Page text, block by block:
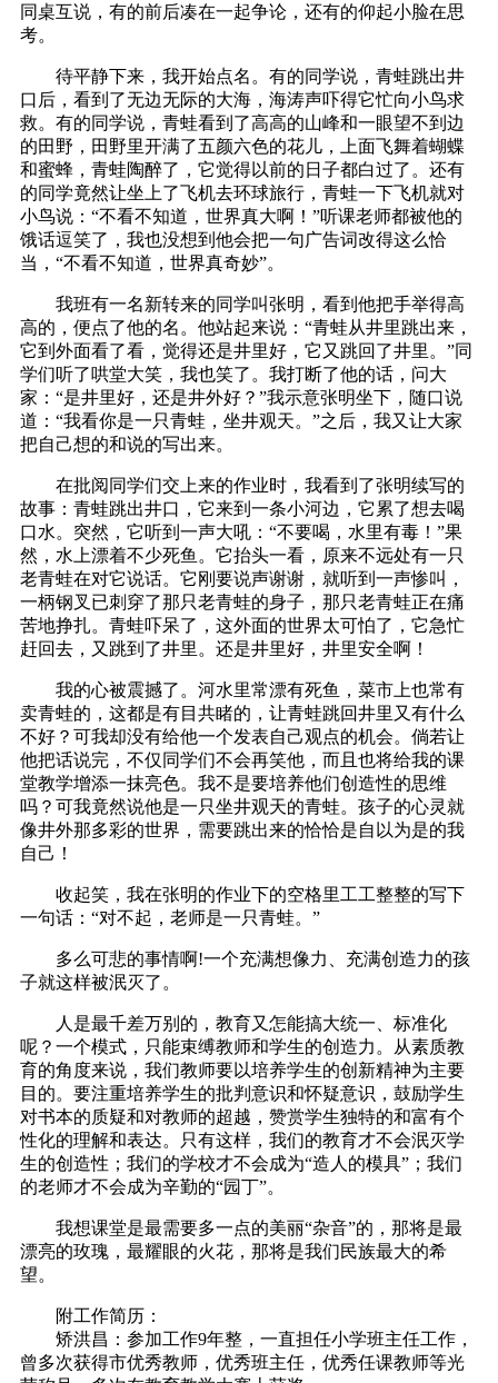
同桌互说，有的前后凑在一起争论，还有的仰起小脸在思
考。
待平静下来，我开始点名。有的同学说，青蛙跳出井
口后，看到了无边无际的大海，海涛声吓得它忙向小鸟求
救。有的同学说，青蛙看到了高高的山峰和一眼望不到边
的田野，田野里开满了五颜六色的花儿，上面飞舞着蝴蝶
和蜜蜂，青蛙陶醉了，它觉得以前的日子都白过了。还有
的同学竟然让坐上了飞机去环球旅行，青蛙一下飞机就对
小鸟说：“不看不知道，世界真大啊！”听课老师都被他的
饿话逗笑了，我也没想到他会把一句广告词改得这么恰
当，“不看不知道，世界真奇妙”。
我班有一名新转来的同学叫张明，看到他把手举得高
高的，便点了他的名。他站起来说：“青蛙从井里跳出来，
它到外面看了看，觉得还是井里好，它又跳回了井里。”同
学们听了哄堂大笑，我也笑了。我打断了他的话，问大
家：“是井里好，还是井外好？”我示意张明坐下，随口说
道：“我看你是一只青蛙，坐井观天。”之后，我又让大家
把自己想的和说的写出来。
在批阅同学们交上来的作业时，我看到了张明续写的
故事：青蛙跳出井口，它来到一条小河边，它累了想去喝
口水。突然，它听到一声大吼：“不要喝，水里有毒！”果
然，水上漂着不少死鱼。它抬头一看，原来不远处有一只
老青蛙在对它说话。它刚要说声谢谢，就听到一声惨叫，
一柄钢叉已刺穿了那只老青蛙的身子，那只老青蛙正在痛
苦地挣扎。青蛙吓呆了，这外面的世界太可怕了，它急忙
赶回去，又跳到了井里。还是井里好，井里安全啊！
我的心被震撼了。河水里常漂有死鱼，菜市上也常有
卖青蛙的，这都是有目共睹的，让青蛙跳回井里又有什么
不好？可我却没有给他一个发表自己观点的机会。倘若让
他把话说完，不仅同学们不会再笑他，而且也将给我的课
堂教学增添一抹亮色。我不是要培养他们创造性的思维
吗？可我竟然说他是一只坐井观天的青蛙。孩子的心灵就
像井外那多彩的世界，需要跳出来的恰恰是自以为是的我
自己！
收起笑，我在张明的作业下的空格里工工整整的写下
一句话：“对不起，老师是一只青蛙。”
多么可悲的事情啊!一个充满想像力、充满创造力的孩
子就这样被泯灭了。
人是最千差万别的，教育又怎能搞大统一、标准化
呢？一个模式，只能束缚教师和学生的创造力。从素质教
育的角度来说，我们教师要以培养学生的创新精神为主要
目的。要注重培养学生的批判意识和怀疑意识，鼓励学生
对书本的质疑和对教师的超越，赞赏学生独特的和富有个
性化的理解和表达。只有这样，我们的教育才不会泯灭学
生的创造性；我们的学校才不会成为“造人的模具”；我们
的老师才不会成为辛勤的“园丁”。
我想课堂是最需要多一点的美丽“杂音”的，那将是最
漂亮的玫瑰，最耀眼的火花，那将是我们民族最大的希
望。
附工作简历：
矫洪昌：参加工作9年整，一直担任小学班主任工作，
曾多次获得市优秀教师，优秀班主任，优秀任课教师等光